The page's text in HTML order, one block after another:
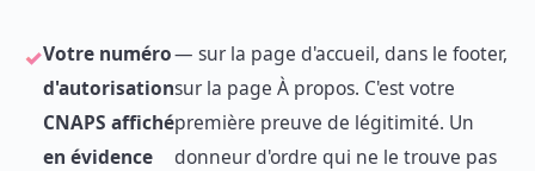
Votre numéro
d'autorisation
CNAPS affiché
en évidence
— sur la page d'accueil, dans le footer,
sur la page À propos. C'est votre
première preuve de légitimité. Un
donneur d'ordre qui ne le trouve pas